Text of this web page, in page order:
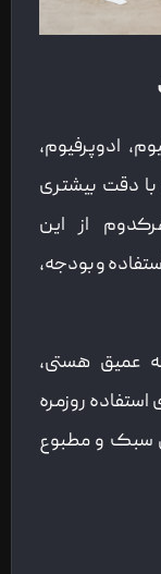
ادوپرفیوم،
دقت بیشتری
از این
و بودجه،
عمیق هستی،
استفاده روزمره
سبک و مطبوع